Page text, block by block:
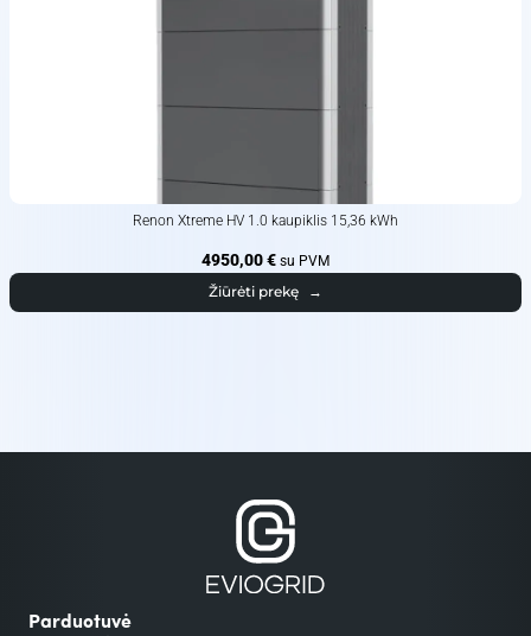
Renon Xtreme HV 1.0 kaupiklis 15,36 kWh
4950,00€ su PVM
Žiūrėti prekę →
Parduotuvė